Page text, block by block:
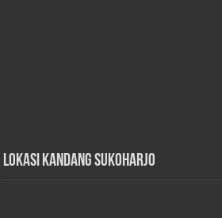
Lokasi Kandang Sukoharjo